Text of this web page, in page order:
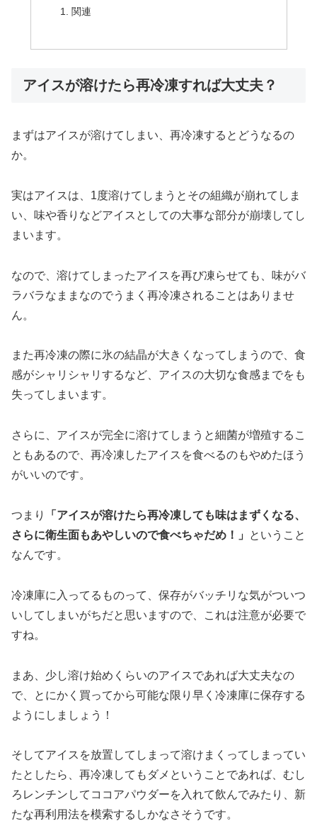
関連
アイスが溶けたら再冷凍すれば大丈夫？
まずはアイスが溶けてしまい、再冷凍するとどうなるの
か。
実はアイスは、1度溶けてしまうとその組織が崩れてしま
い、味や香りなどアイスとしての大事な部分が崩壊してし
まいます。
なので、溶けてしまったアイスを再び凍らせても、味がバ
ラバラなままなのでうまく再冷凍されることはありませ
ん。
また再冷凍の際に氷の結晶が大きくなってしまうので、食
感がシャリシャリするなど、アイスの大切な食感までをも
失ってしまいます。
さらに、アイスが完全に溶けてしまうと細菌が増殖するこ
ともあるので、再冷凍したアイスを食べるのもやめたほう
がいいのです。
つまり
「アイスが溶けたら再冷凍しても味はまずくなる、
さらに衛生面もあやしいので食べちゃだめ！」
ということ
なんです。
冷凍庫に入ってるものって、保存がバッチリな気がついつ
いしてしまいがちだと思いますので、これは注意が必要で
すね。
まあ、少し溶け始めくらいのアイスであれば大丈夫なの
で、とにかく買ってから可能な限り早く冷凍庫に保存する
ようにしましょう！
そしてアイスを放置してしまって溶けまくってしまってい
たとしたら、再冷凍してもダメということであれば、むし
ろレンチンしてココアパウダーを入れて飲んでみたり、新
たな再利用法を模索するしかなさそうです。